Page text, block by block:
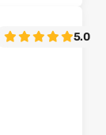
5.0